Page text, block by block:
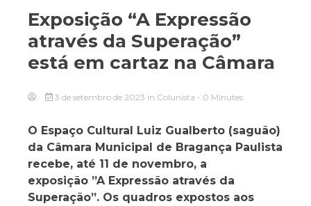
Exposição “A Expressão
através da Superação”
está em cartaz na Câmara
3 de setembro de 2023 in Colunista - 0 Minutes
O Espaço Cultural Luiz Gualberto (saguão)
da Câmara Municipal de Bragança Paulista
recebe, até 11 de novembro, a
exposição ”A Expressão através da
Superação”. Os quadros expostos aos